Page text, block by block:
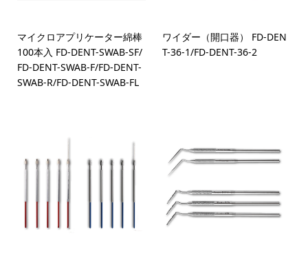
マイクロアプリケーター綿棒
100本入 FD-DENT-SWAB-SF/
FD-DENT-SWAB-F/FD-DENT-
SWAB-R/FD-DENT-SWAB-FL
ワイダー（開口器） FD-DEN
T-36-1/FD-DENT-36-2